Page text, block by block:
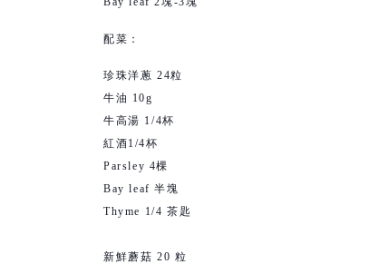
配菜：
珍珠洋蔥 24粒
牛油 10g
牛高湯 1/4杯
紅酒1/4杯
Parsley 4棵
Bay leaf 半塊
Thyme 1/4 茶匙
新鮮蘑菇 20 粒